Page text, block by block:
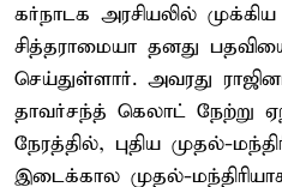
கர்நாடக அரசியலில் முக்கிய
சித்தராமையா தனது
செய்துள்ளார். அவரது
தாவர்சந்த் கெலாட் நேற்று
நேரத்தில், புதிய முதல்-
இடைக்கால முதல்-